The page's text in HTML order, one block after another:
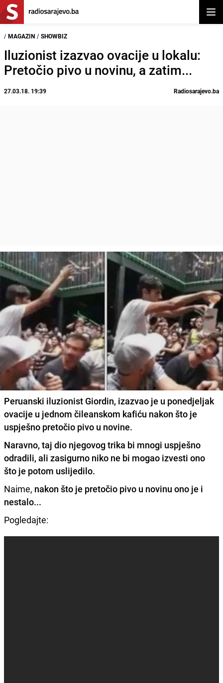
/ MAGAZIN / SHOWBIZ
Iluzionist izazvao ovacije u lokalu:
Pretočio pivo u novinu, a zatim...
27.03.18. 19:39 Radiosarajevo.ba
Peruanski iluzionist Giordin, izazvao je u ponedjeljak
ovacije u jednom čileanskom kafiću nakon što je
uspješno pretočio pivo u novine.
Naravno, taj dio njegovog trika bi mnogi uspješno
odradili, ali zasigurno niko ne bi mogao izvesti ono
što je potom uslijedilo.
Naime, nakon što je pretočio pivo u novinu ono je i
nestalo...
Pogledajte: